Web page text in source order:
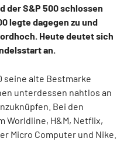
der S&P 500 schlossen
legte dagegen zu und
Heute deutet sich
an.
seine alte Bestmarke
unterdessen nahtlos an
Bei den
Worldline, H&M, Netflix,
Micro Computer und Nike.